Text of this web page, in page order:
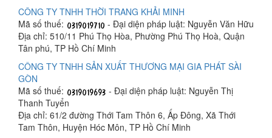
CÔNG TY TNHH THỜI TRANG KHẢI MINH
Mã số thuế:
- Đại diện pháp luật: Nguyễn Văn Hữu
Địa chỉ: 510/11 Phú Thọ Hòa, Phường Phú Thọ Hoà, Quận
Tân phú, TP Hồ Chí Minh
CÔNG TY TNHH SẢN XUẤT THƯƠNG MẠI GIA PHÁT SÀI
GÒN
Mã số thuế:
- Đại diện pháp luật: Nguyễn Thị
Thanh Tuyển
Địa chỉ: 61/2 đường Thới Tam Thôn 6, Ấp Đông, Xã Thới
Tam Thôn, Huyện Hóc Môn, TP Hồ Chí Minh